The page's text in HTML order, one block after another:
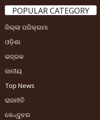
POPULAR CATEGORY
ଜିଲ୍ଲା ପରିକ୍ରମା
ଓଡ଼ିଶା
ଭଦ୍ରକ
ଜାତୀୟ
Top News
ରାଜନୀତି
କେନ୍ଦୁଝର